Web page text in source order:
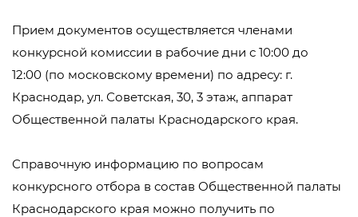
Прием документов осуществляется членами
конкурсной комиссии в рабочие дни с 10:00 до
12:00 (по московскому времени) по адресу: г.
Краснодар, ул. Советская, 30, 3 этаж, аппарат
Общественной палаты Краснодарского края.
Справочную информацию по вопросам
конкурсного отбора в состав Общественной палаты
Краснодарского края можно получить по